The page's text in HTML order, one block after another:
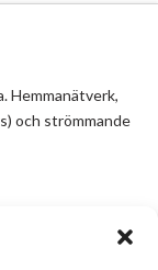
Hemmanätverk,
och strömmande